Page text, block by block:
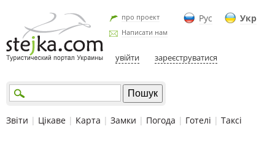
Рус Укр
про проект
Написати нам
увійти зареєструватися
Звіти | Цікаве | Карта | Замки | Погода | Готелі | Таксі